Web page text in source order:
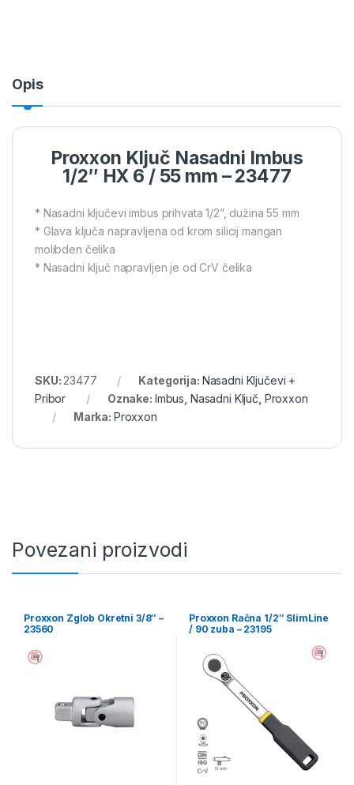
Opis
Proxxon Ključ Nasadni Imbus
1/2″ HX 6 / 55 mm – 23477
* Nasadni ključevi imbus prihvata 1/2”, dužina 55 mm
* Glava ključa napravljena od krom silicij mangan
molibden čelika
* Nasadni ključ napravljen je od CrV čelika
SKU: 23477 Kategorija: Nasadni Ključevi +
Pribor
Oznake: Imbus Nasadni Ključ Proxxon
Marka: Proxxon
Povezani proizvodi
Proxxon Zglob Okretni 3/8″ –
23560
Proxxon Račna 1/2″ SlimLine
/ 90 zuba – 23195